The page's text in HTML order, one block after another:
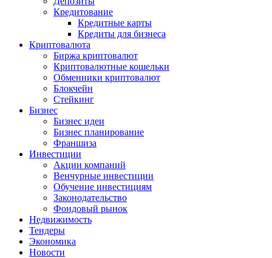
Кредитование
Кредитные карты
Кредиты для бизнеса
Криптовалюта
Биржа криптовалют
Криптовалютные кошельки
Обменники криптовалют
Блокчейн
Стейкинг
Бизнес
Бизнес идеи
Бизнес планирование
Франшиза
Инвестиции
Акции компаний
Венчурные инвестиции
Обучение инвестициям
Законодательство
Фондовый рынок
Недвижимость
Тендеры
Экономика
Новости